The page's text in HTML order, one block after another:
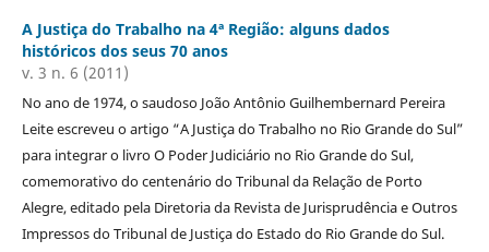
A Justiça do Trabalho na 4ª Região: alguns dados
históricos dos seus 70 anos
v. 3 n. 6 (2011)
No ano de 1974, o saudoso João Antônio Guilhembernard Pereira
Leite escreveu o artigo “A Justiça do Trabalho no Rio Grande do Sul”
para integrar o livro O Poder Judiciário no Rio Grande do Sul,
comemorativo do centenário do Tribunal da Relação de Porto
Alegre, editado pela Diretoria da Revista de Jurisprudência e Outros
Impressos do Tribunal de Justiça do Estado do Rio Grande do Sul.